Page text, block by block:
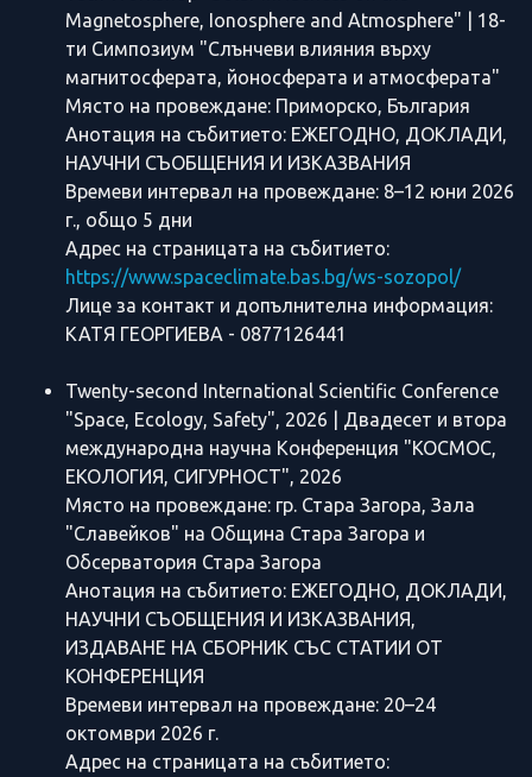
Magnetosphere, Ionosphere and Atmosphere" | 18-
ти Симпозиум "Слънчеви влияния върху
магнитосферата, йоносферата и атмосферата"
Място на провеждане: Приморско, България
Анотация на събитието: ЕЖЕГОДНО, ДОКЛАДИ,
НАУЧНИ СЪОБЩЕНИЯ И ИЗКАЗВАНИЯ
Времеви интервал на провеждане: 8–12 юни 2026
г., общо 5 дни
Адрес на страницата на събитието:
https://www.spaceclimate.bas.bg/ws-sozopol/
Лице за контакт и допълнителна информация:
КАТЯ ГЕОРГИЕВА - 0877126441
Twenty-second International Scientific Conference
"Space, Ecology, Safety", 2026 | Двадесет и втора
международна научна Конференция "КОСМОС,
ЕКОЛОГИЯ, СИГУРНОСТ", 2026
Място на провеждане: гр. Стара Загора, Зала
"Славейков" на Община Стара Загора и
Обсерватория Стара Загора
Анотация на събитието: ЕЖЕГОДНО, ДОКЛАДИ,
НАУЧНИ СЪОБЩЕНИЯ И ИЗКАЗВАНИЯ,
ИЗДАВАНЕ НА СБОРНИК СЪС СТАТИИ ОТ
КОНФЕРЕНЦИЯ
Времеви интервал на провеждане: 20–24
октомври 2026 г.
Адрес на страницата на събитието: